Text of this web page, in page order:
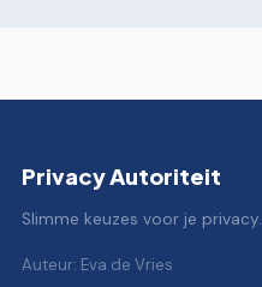
Privacy Autoriteit
Slimme keuzes voor je privacy.
Auteur: Eva de Vries